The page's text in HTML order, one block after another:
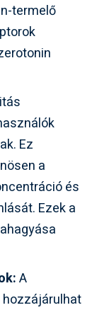
termelő
Ez
a
és
Ezek a
A